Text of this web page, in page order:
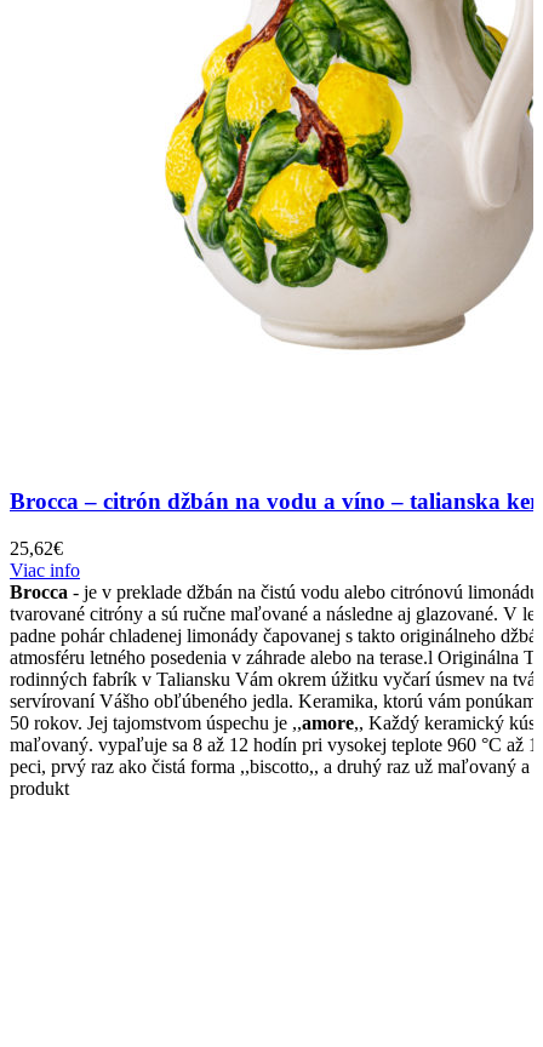
Brocca – citrón džbán na vodu a víno – talianska
25,62€
Viac info
Brocca - je v preklade džbán na čistú vodu alebo citrónovú
tvarované citróny a sú ručne maľované a následne aj glazované. V
padne pohár chladenej limonády čapovanej s takto originálneho
atmosféru letného posedenia v záhrade alebo na terase.l Originálna
rodinných fabrík v Taliansku Vám okrem úžitku vyčarí úsmev na
servírovaní Vášho obľúbeného jedla. Keramika, ktorú vám
50 rokov. Jej tajomstvom úspechu je ,,amore,, Každý keramický
maľovaný. vypaľuje sa 8 až 12 hodín pri vysokej teplote 960 °C až
peci, prvý raz ako čistá forma ,,biscotto,, a druhý raz už maľovaný a
produkt